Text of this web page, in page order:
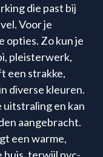
die past bij
Voor je
opties. Zo kun je
pleisterwerk,
een strakke,
diverse kleuren.
uitstraling en kan
aangebracht.
een warme,